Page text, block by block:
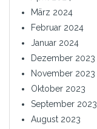
März 2024
Februar 2024
Januar 2024
Dezember 2023
November 2023
Oktober 2023
September 2023
August 2023